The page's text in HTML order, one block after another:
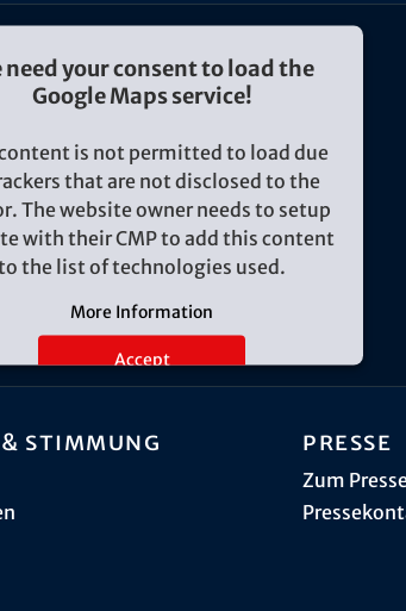
Stimmung Presse
Zum
need your consent to load the
Google Maps service!
is not permitted to load due
that are not disclosed to the
The website owner needs to setup
with their CMP to add this content
the list of technologies used.
More Information
Accept